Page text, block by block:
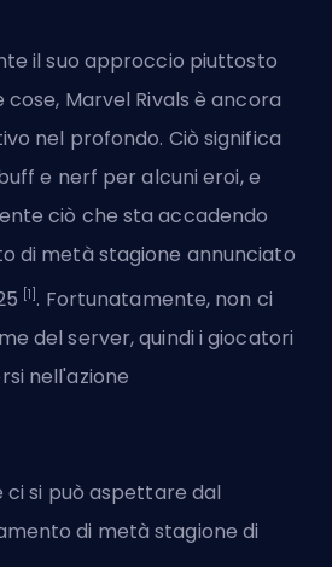
il suo approccio piuttosto
cose, Marvel Rivals è ancora
nel profondo. Ciò significa
e nerf per alcuni eroi, e
ciò che sta accadendo
di metà stagione annunciato
[1] . Fortunatamente, non ci
del server, quindi i giocatori
nell'azione
si può aspettare dal
di metà stagione di